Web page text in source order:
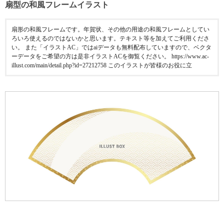
扇型の和風フレームイラスト
扇形の和風フレームです。年賀状、その他の用途の和風フレームとしてい
ろいろ使えるのではないかと思います。テキスト等を加えてご利用くださ
い。 また「イラストAC」ではaiデータも無料配布していますので、ベクタ
ーデータをご希望の方は是非イラストACを御覧ください。 https://www.ac-
illust.com/main/detail.php?id=27212758 このイラストが皆様のお役に立